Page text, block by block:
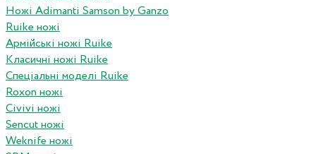
Ножі Adimanti Samson by Ganzo
Ruike ножі
Армійські ножі Ruike
Класичні ножі Ruike
Спеціальні моделі Ruike
Roxon ножi
Civivi ножі
Sencut ножі
Weknife ножі